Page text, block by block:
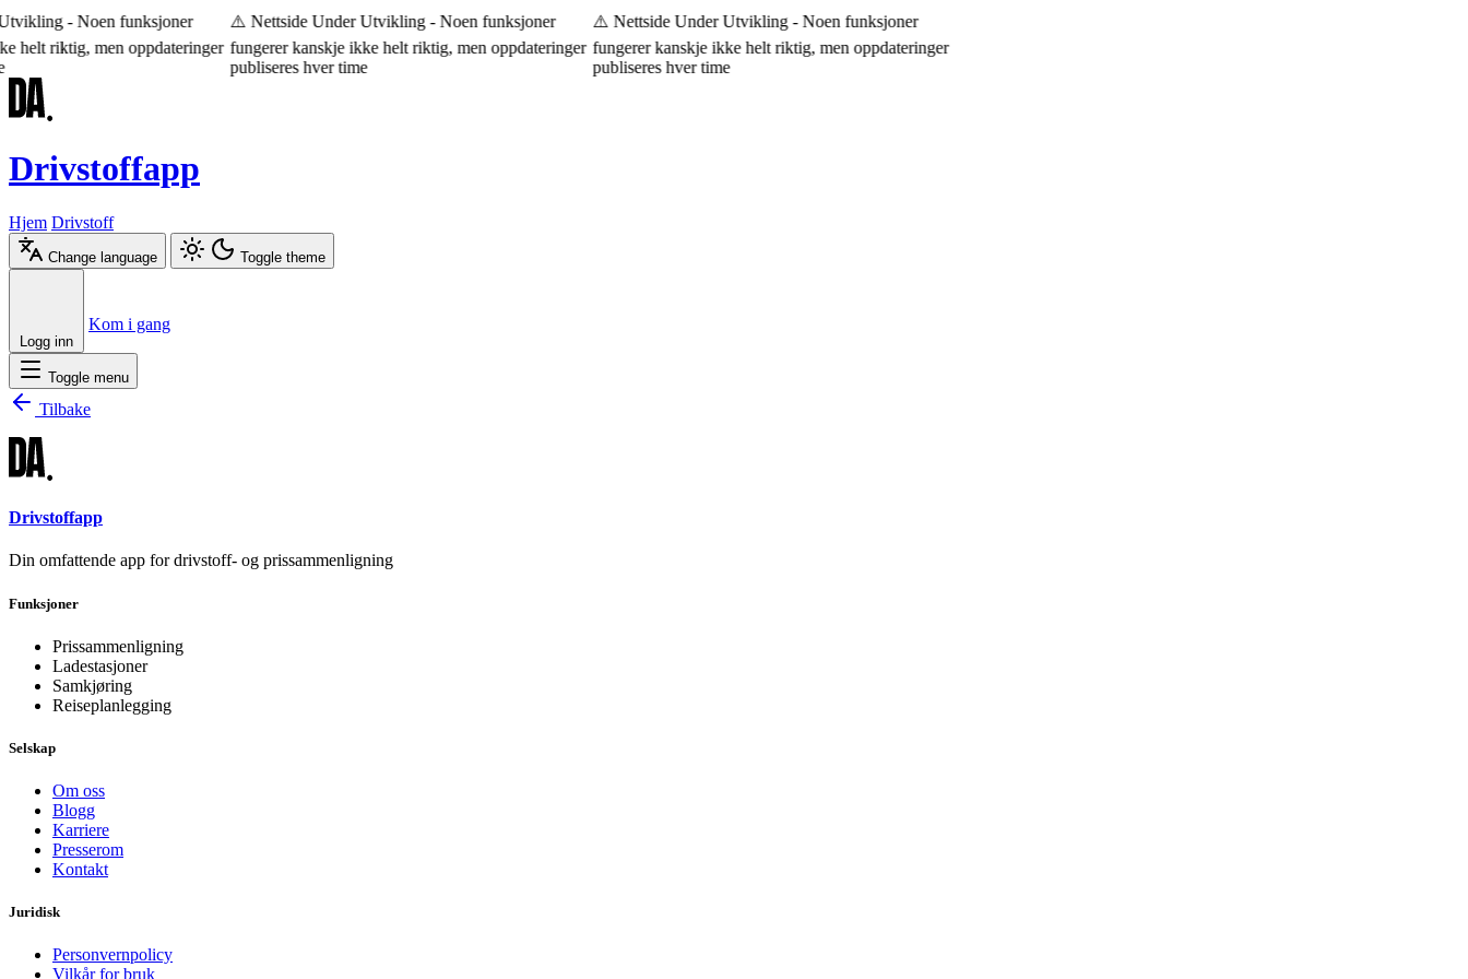
- Noen funksjoner
helt riktig, men oppdateringer
⚠️ Nettside Under Utvikling - Noen funksjoner
fungerer kanskje ikke helt riktig, men oppdateringer
publiseres hver time
⚠️ Nettside Under Utvikling - Noen funksjoner
fungerer kanskje ikke helt riktig, men oppdateringer
publiseres hver time
Drivstoffapp
Hjem Drivstoff
Change language Toggle theme
Logg inn
Kom i gang
Toggle menu
Tilbake
Drivstoffapp
Din omfattende app for drivstoff- og prissammenligning
Funksjoner
Prissammenligning
Ladestasjoner
Samkjøring
Reiseplanlegging
Selskap
Om oss
Blogg
Karriere
Presserom
Kontakt
Juridisk
Personvernpolicy
Vilkår for bruk